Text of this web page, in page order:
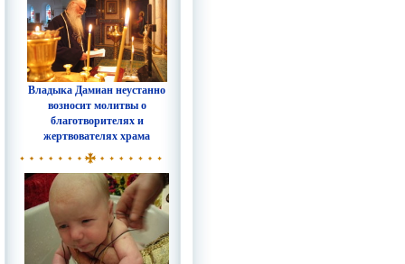
Владыка Дамиан неустанно
возносит молитвы о
благотворителях и
жертвователях храма